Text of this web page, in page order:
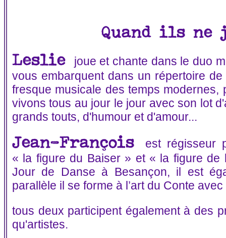
Quand ils ne
Leslie
joue et chante dans le duo
vous embarquent dans un répertoire
fresque musicale des temps
vivons tous au jour le jour avec son lot
grands touts, d'humour et d'amour...
Jean-François
est régisseur
« la figure du Baiser » et « la figure de
Jour de Danse à Besançon, il est
parallèle il se forme à l’art du Conte
tous deux participent également à des
qu'artistes.